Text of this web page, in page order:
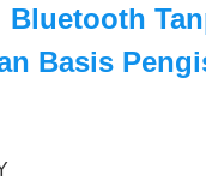
Bluetooth
Basis